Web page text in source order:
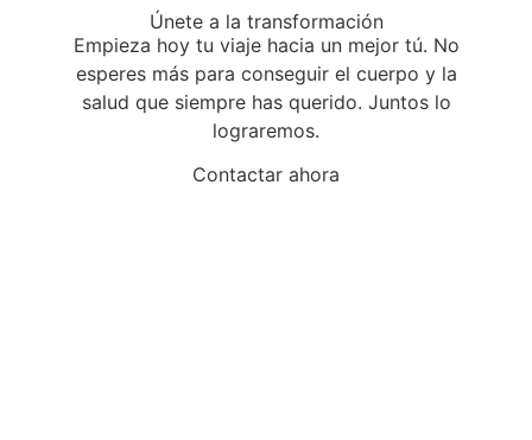
Únete a la transformación
Empieza hoy tu viaje hacia un mejor tú. No
esperes más para conseguir el cuerpo y la
salud que siempre has querido. Juntos lo
lograremos.
Contactar ahora